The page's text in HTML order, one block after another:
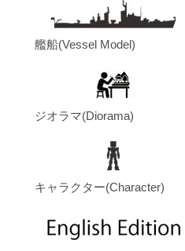
艦船(Vessel Model)
ジオラマ(Diorama)
キャラクター(Character)